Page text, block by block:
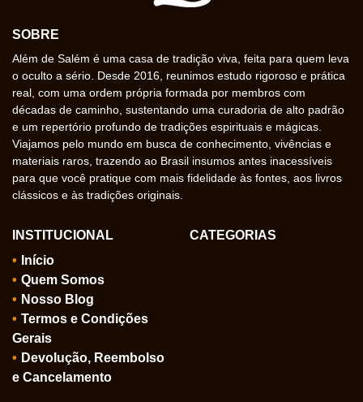
SOBRE
Além de Salém é uma casa de tradição viva, feita para quem leva
o oculto a sério. Desde 2016, reunimos estudo rigoroso e prática
real, com uma ordem própria formada por membros com
décadas de caminho, sustentando uma curadoria de alto padrão
e um repertório profundo de tradições espirituais e mágicas.
Viajamos pelo mundo em busca de conhecimento, vivências e
materiais raros, trazendo ao Brasil insumos antes inacessíveis
para que você pratique com mais fidelidade às fontes, aos livros
clássicos e às tradições originais.
INSTITUCIONAL
Início
Quem Somos
Nosso Blog
Termos e Condições
Gerais
Devolução, Reembolso
e Cancelamento
CATEGORIAS